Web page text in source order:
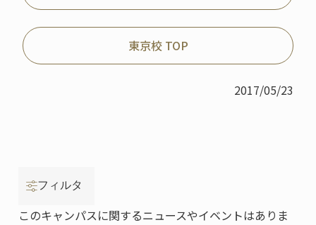
東京校 TOP
2017/05/23
フィルタ
このキャンパスに関するニュースやイベントはありま